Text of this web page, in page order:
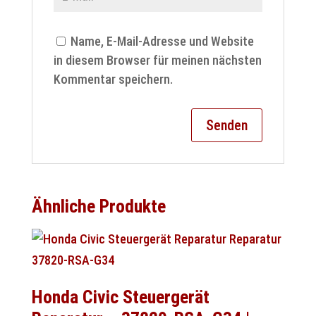
Name, E-Mail-Adresse und Website
in diesem Browser für meinen nächsten
Kommentar speichern.
Ähnliche Produkte
Honda Civic Steuergerät